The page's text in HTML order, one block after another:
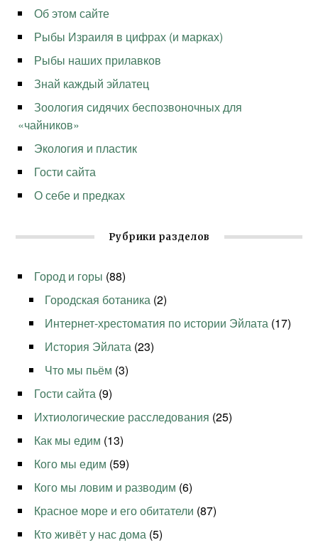
Об этом сайте
Рыбы Израиля в цифрах (и марках)
Рыбы наших прилавков
Знай каждый эйлатец
Зоология сидячих беспозвоночных для
«чайников»
Экология и пластик
Гости сайта
О себе и предках
Рубрики разделов
Город и горы (88)
Городская ботаника (2)
Интернет-хрестоматия по истории Эйлата (17)
История Эйлата (23)
Что мы пьём (3)
Гости сайта (9)
Ихтиологические расследования (25)
Как мы едим (13)
Кого мы едим (59)
Кого мы ловим и разводим (6)
Красное море и его обитатели (87)
Кто живёт у нас дома (5)